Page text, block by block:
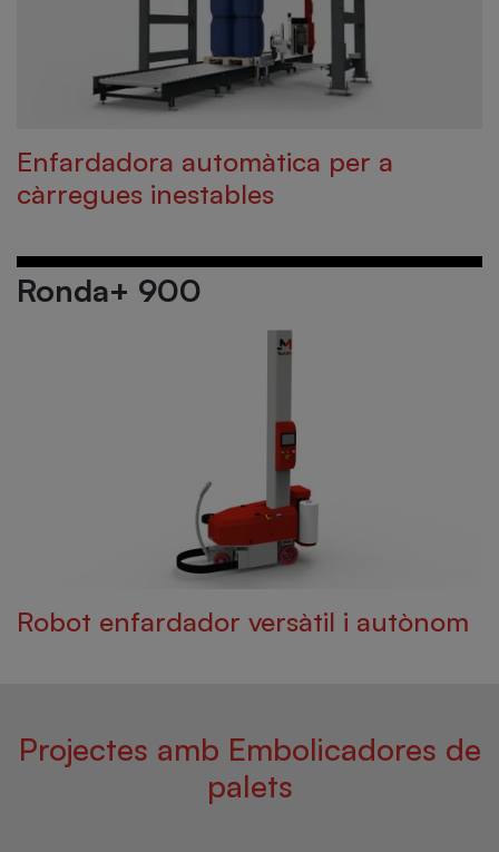
Enfardadora automàtica per a
càrregues inestables
Ronda+ 900
Robot enfardador versàtil i autònom
Projectes amb Embolicadores de
palets